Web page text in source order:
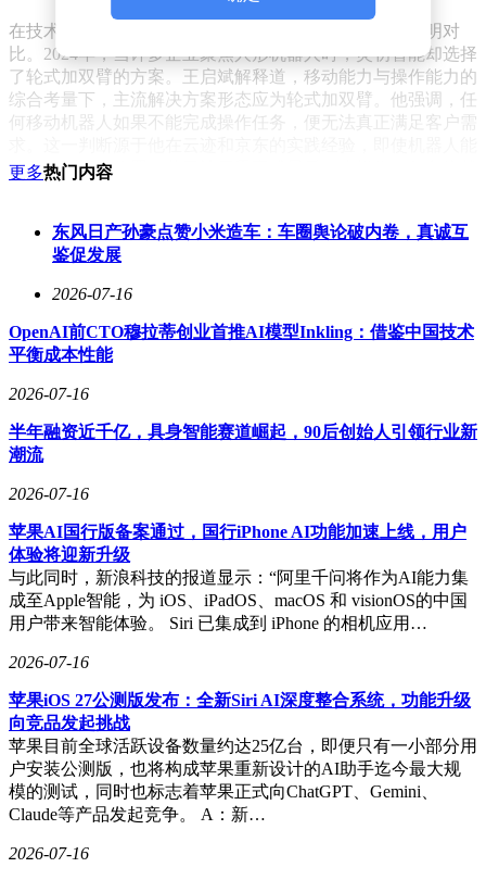
在技术路线上，灵初智能的选择与行业主流趋势形成鲜明对
比。2024年，当许多企业聚焦人形机器人时，灵初智能却选择
了轮式加双臂的方案。王启斌解释道，移动能力与操作能力的
综合考量下，主流解决方案形态应为轮式加双臂。他强调，任
何移动机器人如果不能完成操作任务，便无法真正满足客户需
够移动到指定位置，若无法用手完成最后一步操作，任务依然
数据是灵初智能技术突破的关键。去年，公司在世界人工智能
大会上展示了打麻将、商超打包等长程任务，成功率颇高。今
VLA转向世界模型。王启斌介绍，Psi-R2是策略模型，学习任
务执行方式；Psi-W0是动作条件型世界模型，推演不同做法的
结果。训练中加入了约30%的失败样本，使模型不仅学习成功
轨迹，也理解失败原因。
捕捉视觉、触觉和关节角数据，实现亚毫米级3D轨迹精度。
王启斌指出，纯视频数据存在遮挡和精度不足的问题，尤其在
模型能力显著提升，例如叠纸盒子、处理手机盒铰链等任务的
基础能力明显增强。尽管10万小时人类数据的采集成本较高，
但通过自研手套和云端服务，灵初智能计划将成本降至真机遥
操作方案的十分之一，并推出便携式众包版本进一步降低成
本。
灵初智能的定位是通用灵巧操作的模型公司，但公司也涉足整
机设计。王启斌将其称为“小全栈”模式，即不做移动和核心零
训：购买的整机硬件底层软件不开放，控制方式对强化学习不
友好，难以实现系统最优。他强调，具身模型与语言模型不
同，必须直接操控物理世界，不同机器人的关节结构、传感器
分布和质量惯性差异巨大，导致模型与硬件深度绑定。因此，
他看衰短期内纯算法授权的模式，认为行业在两年内仍将处于
全栈竞争阶段。
在应用场景选择上，灵初智能避开了家庭和纯工业场景，聚焦
更多热门内容
东风日产孙豪点赞小米造车：车圈舆论破内卷，真诚互
鉴促发展
2026-07-16
OpenAI前CTO穆拉蒂创业首推AI模型Inkling：借鉴中国技术
平衡成本性能
2026-07-16
半年融资近千亿，具身智能赛道崛起，90后创始人引领行业新
潮流
2026-07-16
苹果AI国行版备案通过，国行iPhone AI功能加速上线，用户
体验将迎新升级
与此同时，新浪科技的报道显示：“阿里千问将作为AI能力集
成至Apple智能，为 iOS、iPadOS、macOS 和 visionOS的中国
用户带来智能体验。 Siri 已集成到 iPhone 的相机应用…
2026-07-16
苹果iOS 27公测版发布：全新Siri AI深度整合系统，功能升级
向竞品发起挑战
苹果目前全球活跃设备数量约达25亿台，即便只有一小部分用
户安装公测版，也将构成苹果重新设计的AI助手迄今最大规
模的测试，同时也标志着苹果正式向ChatGPT、Gemini、
Claude等产品发起竞争。 A：新…
2026-07-16